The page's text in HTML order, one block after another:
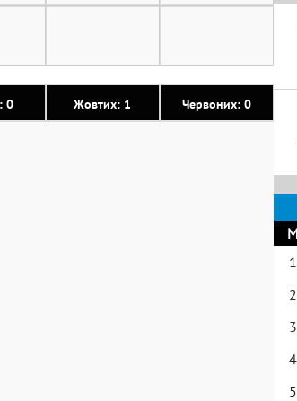
0 Жовтих: 1 Червоних: 0
М
1
2
3
4
5